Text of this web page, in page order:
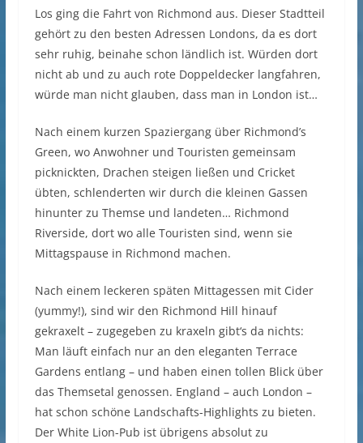
Los ging die Fahrt von Richmond aus. Dieser Stadtteil
gehört zu den besten Adressen Londons, da es dort
sehr ruhig, beinahe schon ländlich ist. Würden dort
nicht ab und zu auch rote Doppeldecker langfahren,
würde man nicht glauben, dass man in London ist…
Nach einem kurzen Spaziergang über Richmond’s
Green, wo Anwohner und Touristen gemeinsam
picknickten, Drachen steigen ließen und Cricket
übten, schlenderten wir durch die kleinen Gassen
hinunter zu Themse und landeten… Richmond
Riverside, dort wo alle Touristen sind, wenn sie
Mittagspause in Richmond machen.
Nach einem leckeren späten Mittagessen mit Cider
(yummy!), sind wir den Richmond Hill hinauf
gekraxelt – zugegeben zu kraxeln gibt‘s da nichts:
Man läuft einfach nur an den eleganten Terrace
Gardens entlang – und haben einen tollen Blick über
das Themsetal genossen. England – auch London –
hat schon schöne Landschafts-Highlights zu bieten.
Der White Lion-Pub ist übrigens absolut zu